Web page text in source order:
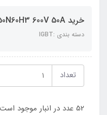
خرید IGBT IKW50N60H3 600V 50A
دسته بندی :IGBT
تعداد
52 عدد در انبار موجود است